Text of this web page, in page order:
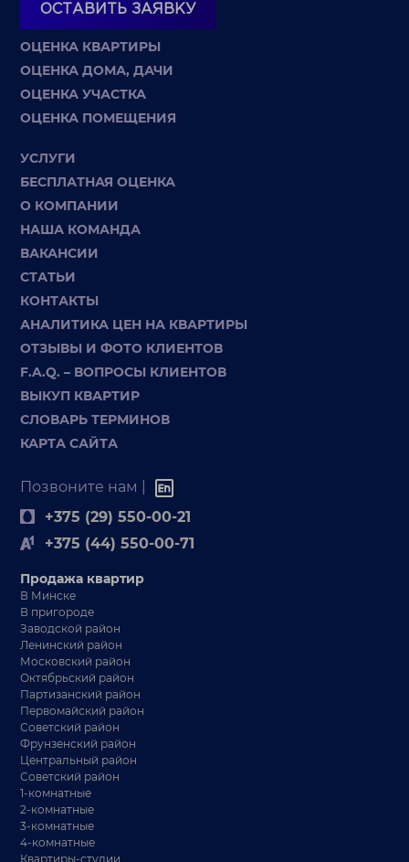
ОСТАВИТЬ ЗАЯВКУ
ОЦЕНКА КВАРТИРЫ
ОЦЕНКА ДОМА, ДАЧИ
ОЦЕНКА УЧАСТКА
ОЦЕНКА ПОМЕЩЕНИЯ
УСЛУГИ
БЕСПЛАТНАЯ ОЦЕНКА
О КОМПАНИИ
НАША КОМАНДА
ВАКАНСИИ
СТАТЬИ
КОНТАКТЫ
АНАЛИТИКА ЦЕН НА КВАРТИРЫ
ОТЗЫВЫ И ФОТО КЛИЕНТОВ
F.A.Q. – ВОПРОСЫ КЛИЕНТОВ
ВЫКУП КВАРТИР
СЛОВАРЬ ТЕРМИНОВ
КАРТА САЙТА
Позвоните нам |
+375 (29) 550-00-21
+375 (44) 550-00-71
Продажа квартир
В Минске
В пригороде
Заводской район
Ленинский район
Московский район
Октябрьский район
Партизанский район
Первомайский район
Советский район
Фрунзенский район
Центральный район
Советский район
1-комнатные
2-комнатные
3-комнатные
4-комнатные
Квартиры-студии